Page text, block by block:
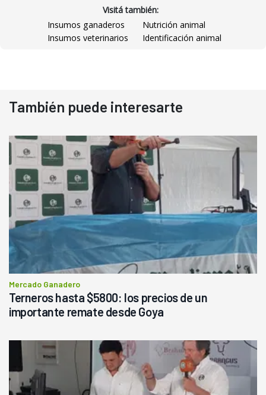
Visitá también:
Insumos ganaderos
Nutrición animal
Insumos veterinarios
Identificación animal
También puede interesarte
Mercado Ganadero
Terneros hasta $5800: los precios de un
importante remate desde Goya